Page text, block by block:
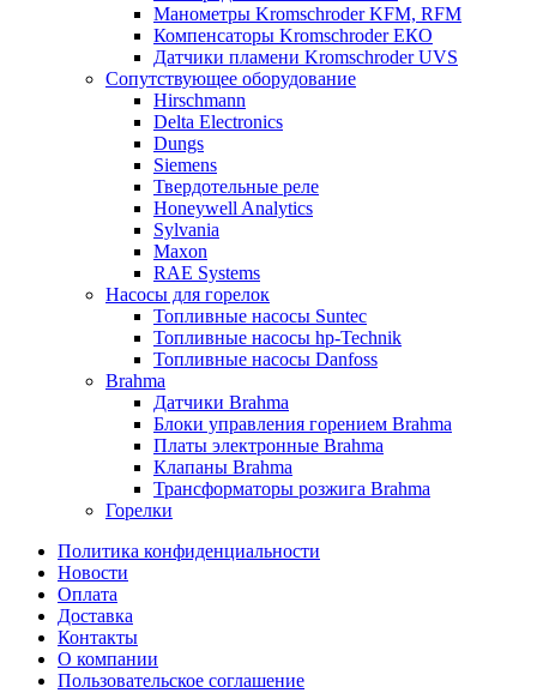
Манометры Kromschroder KFM, RFM
Компенсаторы Kromschroder ЕКО
Датчики пламени Kromschroder UVS
Сопутствующее оборудование
Hirschmann
Delta Electronics
Dungs
Siemens
Твердотельные реле
Honeywell Analytics
Sylvania
Maxon
RAE Systems
Насосы для горелок
Топливные насосы Suntec
Топливные насосы hp-Technik
Топливные насосы Danfoss
Brahma
Датчики Brahma
Блоки управления горением Brahma
Платы электронные Brahma
Клапаны Brahma
Трансформаторы розжига Brahma
Горелки
Политика конфиденциальности
Новости
Оплата
Доставка
Контакты
О компании
Пользовательское соглашение